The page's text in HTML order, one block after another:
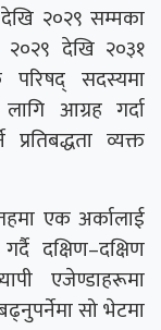
२०२९ सम्मका
२०२९ देखि २०३१
सदस्यमा
आग्रह गर्दा
व्यक्त
एक अर्कालाई
दक्षिण–दक्षिण
एजेण्डाहरूमा
सो भेटमा